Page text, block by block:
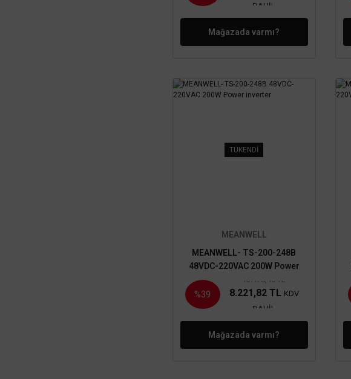
DAHİL
Mağazada varmı?
TÜKENDİ
MEANWELL
MEANWELL- TS-200-248B
48VDC-220VAC 200W Power
inverter
%39
13.478,40 TL
8.221,82 TL KDV
DAHİL
Mağazada varmı?